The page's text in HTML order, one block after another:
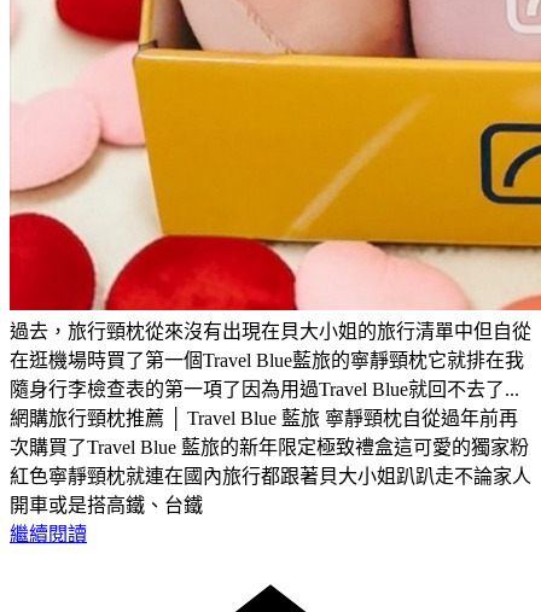
過去，旅行頸枕從來沒有出現在貝大小姐的旅行清單中但自從
在逛機場時買了第一個Travel Blue藍旅的寧靜頸枕它就排在我
隨身行李檢查表的第一項了因為用過Travel Blue就回不去了...
網購旅行頸枕推薦 │ Travel Blue 藍旅 寧靜頸枕自從過年前再
次購買了Travel Blue 藍旅的新年限定極致禮盒這可愛的獨家粉
紅色寧靜頸枕就連在國內旅行都跟著貝大小姐趴趴走不論家人
開車或是搭高鐵、台鐵
繼續閱讀